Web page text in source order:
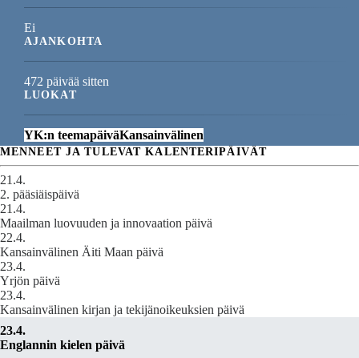
Ei
AJANKOHTA
472 päivää sitten
LUOKAT
YK:n teemapäiväKansainvälinen
MENNEET JA TULEVAT KALENTERIPÄIVÄT
21.4.
2. pääsiäispäivä
21.4.
Maailman luovuuden ja innovaation päivä
22.4.
Kansainvälinen Äiti Maan päivä
23.4.
Yrjön päivä
23.4.
Kansainvälinen kirjan ja tekijänoikeuksien päivä
23.4.
Englannin kielen päivä